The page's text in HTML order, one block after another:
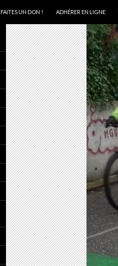
FAITES UN DON !
ADHÉRER EN LIGNE